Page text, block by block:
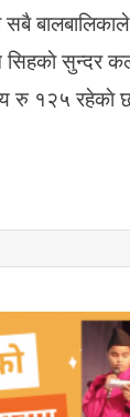
सबै
सुन्दर
रु‍ १२५ रहेकाे